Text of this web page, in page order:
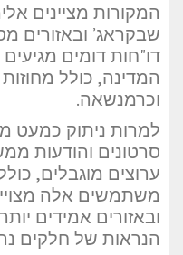
שבקראג’ ובאזורים
דו"חות דומים
המדינה, כולל
וכרמנשאה.
למרות ניתוק כמעט
סרטונים והודעות
משתמשים אלה
ובאזורים אמידים
הנראות של חלקים